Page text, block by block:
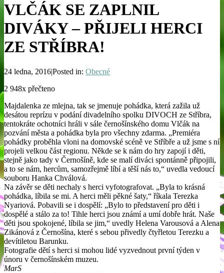
VLČÁK SE ZAPLNIL
DIVÁKY – PŘIJELI HERCI
ZE STŘÍBRA!
24 ledna, 2016|Posted in: Obecné
2 948x přečteno
Majdalenka ze mlejna, tak se jmenuje pohádka, která zažila už
desátou reprízu v podání divadelního spolku DIVOCH ze Stříbra,
tentokráte ochotníci hráli v sále černošínského domu Vlčák na
pozvání města a pohádka byla pro všechny zdarma. „Premiéra
pohádky proběhla vloni na domovské scéně ve Stříbře a už jsme s ní
projeli velkou část regionu. Někde se k nám do hry zapojí i děti,
stejně jako tady v Černošíně, kde se malí diváci spontánně připojili,
a to se nám, hercům, samozřejmě líbí a těší nás to,“ uvedla vedoucí
souboru Hanka Chválová.
Na závěr se děti nechaly s herci vyfotografovat. „Byla to krásná
pohádka, líbila se mi. A herci měli pěkné šaty,“ říkala Terezka
Nyariová. Pobavili se i dospělí: „Bylo to představení pro děti i
dospělé a stálo za to! Tihle herci jsou známí a umí dobře hrát. Naše
děti jsou spokojené, líbila se jim,“ uvedly Helena Varousová a Alena
Zikánová z Černošína, které s sebou přivedly čtyřletou Terezku a
devítiletou Barunku.
Fotografie dětí s herci si mohou lidé vyzvednout první týden v
únoru v černošínském muzeu.
MarS